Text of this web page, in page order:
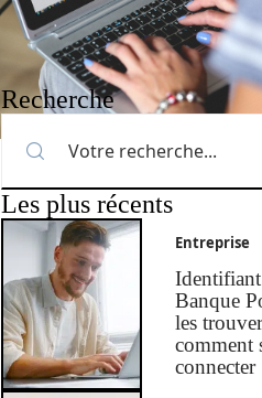
Recherche
Les plus récents
Entreprise
Banque
les
comment
connecter